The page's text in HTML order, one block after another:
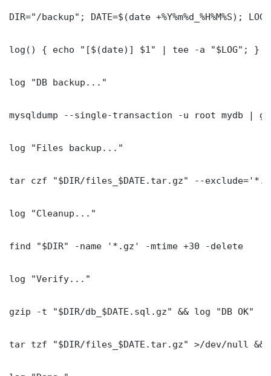
DIR="/backup"; DATE=$(date +%Y%m%d_%H%M%S);
log() { echo "[$(date)] $1" | tee -a "$LOG"; }
log "DB backup..."
mysqldump --single-transaction -u root mydb |
log "Files backup..."
tar czf "$DIR/files_$DATE.tar.gz" --
log "Cleanup..."
find "$DIR" -name '*.gz' -mtime +30 -delete
log "Verify..."
gzip -t "$DIR/db_$DATE.sql.gz" && log "DB OK"
tar tzf "$DIR/files_$DATE.tar.gz" >/dev/null &&